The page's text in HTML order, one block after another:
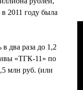
2011 году была
два раза до 1,2
«ТГК-11» по
млн руб. (или